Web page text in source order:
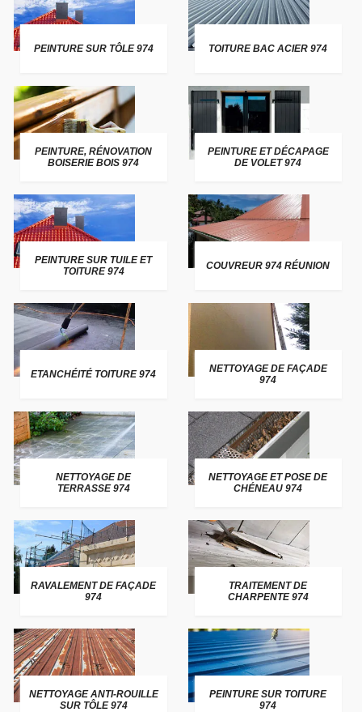
PEINTURE SUR TÔLE 974 TOITURE BAC ACIER 974
PEINTURE, RÉNOVATION
BOISERIE BOIS 974
PEINTURE ET DÉCAPAGE
DE VOLET 974
PEINTURE SUR TUILE ET
TOITURE 974
COUVREUR 974 RÉUNION
ETANCHÉITÉ TOITURE 974
NETTOYAGE DE FAÇADE
974
NETTOYAGE DE
TERRASSE 974
NETTOYAGE ET POSE DE
CHÉNEAU 974
RAVALEMENT DE FAÇADE
974
TRAITEMENT DE
CHARPENTE 974
NETTOYAGE ANTI-ROUILLE
SUR TÔLE 974
PEINTURE SUR TOITURE
974